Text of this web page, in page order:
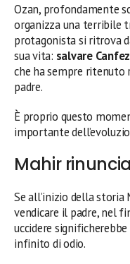
Ozan, profondamente
organizza una terribile
protagonista si ritrova
sua vita: salvare
che ha sempre ritenuto
padre.
È proprio questo
importante
Mahir
Se all’inizio della storia
vendicare il padre, nel
uccidere
infinito di odio.